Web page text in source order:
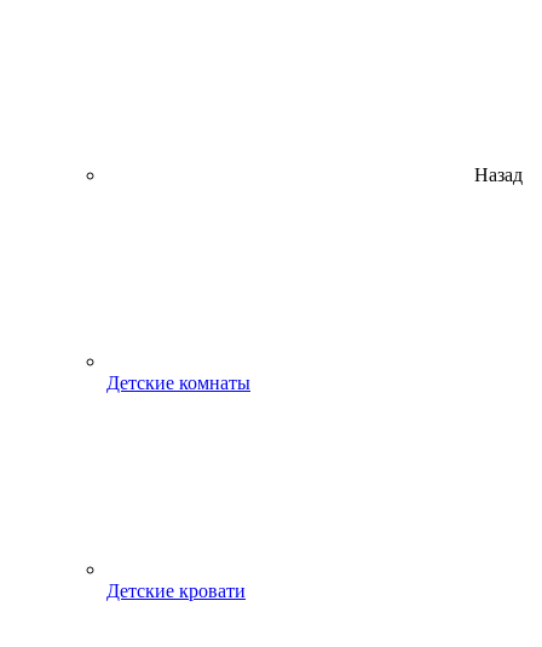
Назад
Детские комнаты
Детские кровати